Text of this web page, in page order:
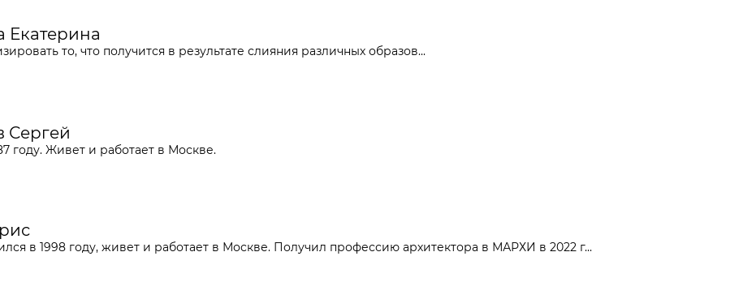
Екатерина
то, что получится в результате слияния различных образов...
Сергей
году. Живет и работает в Москве.
в 1998 году, живет и работает в Москве. Получил профессию архитектора в МАРХИ в 2022 г...